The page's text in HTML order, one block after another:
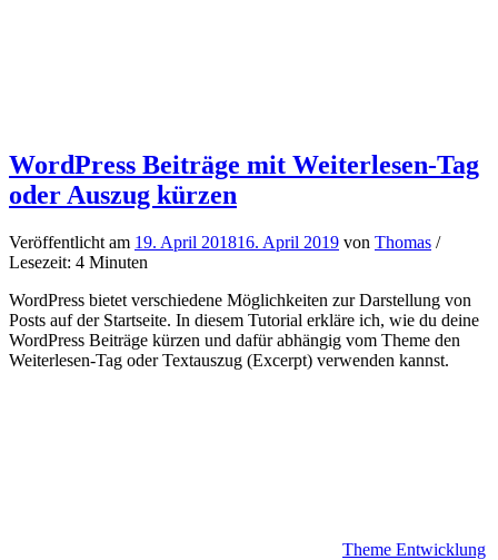
WordPress Beiträge mit Weiterlesen-Tag
oder Auszug kürzen
Veröffentlicht am 19. April 201816. April 2019 von Thomas /
Lesezeit: 4 Minuten
WordPress bietet verschiedene Möglichkeiten zur Darstellung von
Posts auf der Startseite. In diesem Tutorial erkläre ich, wie du deine
WordPress Beiträge kürzen und dafür abhängig vom Theme den
Weiterlesen-Tag oder Textauszug (Excerpt) verwenden kannst.
Theme Entwicklung